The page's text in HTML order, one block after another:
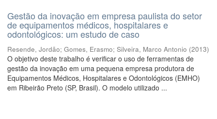
Gestão da inovação em empresa paulista do setor
de equipamentos médicos, hospitalares e
odontológicos: um estudo de caso
Resende, Jordão; Gomes, Erasmo; Silveira, Marco Antonio (2013)
O objetivo deste trabalho é verificar o uso de ferramentas de
gestão da inovação em uma pequena empresa produtora de
Equipamentos Médicos, Hospitalares e Odontológicos (EMHO)
em Ribeirão Preto (SP, Brasil). O modelo utilizado ...